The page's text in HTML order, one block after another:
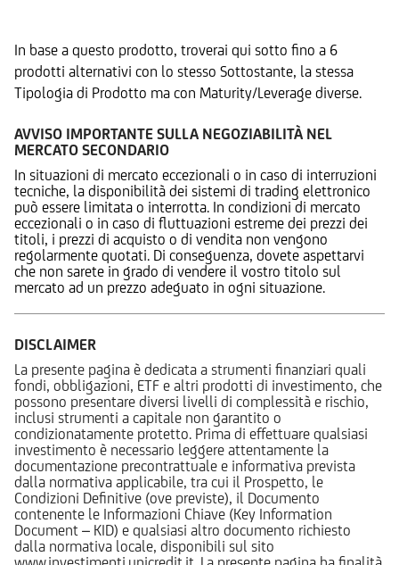
In base a questo prodotto, troverai qui sotto fino a 6
prodotti alternativi con lo stesso Sottostante, la stessa
Tipologia di Prodotto ma con Maturity/Leverage diverse.
AVVISO IMPORTANTE SULLA NEGOZIABILITÀ NEL
MERCATO SECONDARIO
In situazioni di mercato eccezionali o in caso di interruzioni
tecniche, la disponibilità dei sistemi di trading elettronico
può essere limitata o interrotta. In condizioni di mercato
eccezionali o in caso di fluttuazioni estreme dei prezzi dei
titoli, i prezzi di acquisto o di vendita non vengono
regolarmente quotati. Di conseguenza, dovete aspettarvi
che non sarete in grado di vendere il vostro titolo sul
mercato ad un prezzo adeguato in ogni situazione.
DISCLAIMER
La presente pagina è dedicata a strumenti finanziari quali
fondi, obbligazioni, ETF e altri prodotti di investimento, che
possono presentare diversi livelli di complessità e rischio,
inclusi strumenti a capitale non garantito o
condizionatamente protetto. Prima di effettuare qualsiasi
investimento è necessario leggere attentamente la
documentazione precontrattuale e informativa prevista
dalla normativa applicabile, tra cui il Prospetto, le
Condizioni Definitive (ove previste), il Documento
contenente le Informazioni Chiave (Key Information
Document – KID) e qualsiasi altro documento richiesto
dalla normativa locale, disponibili sul sito